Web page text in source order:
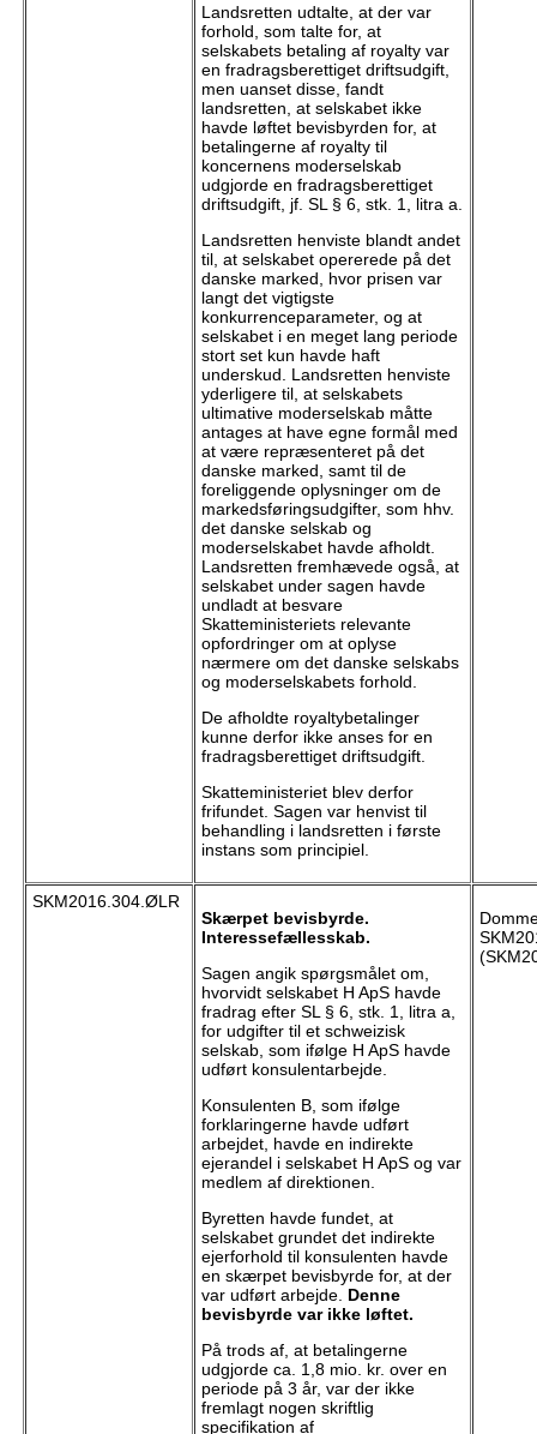
Landsretten udtalte, at der var
forhold, som talte for, at
selskabets betaling af royalty var
en fradragsberettiget driftsudgift,
men uanset disse, fandt
landsretten, at selskabet ikke
havde løftet bevisbyrden for, at
betalingerne af royalty til
koncernens moderselskab
udgjorde en fradragsberettiget
driftsudgift, jf. SL § 6, stk. 1, litra a.
Landsretten henviste blandt andet
til, at selskabet opererede på det
danske marked, hvor prisen var
langt det vigtigste
konkurrenceparameter, og at
selskabet i en meget lang periode
stort set kun havde haft
underskud. Landsretten henviste
yderligere til, at selskabets
ultimative moderselskab måtte
antages at have egne formål med
at være repræsenteret på det
danske marked, samt til de
foreliggende oplysninger om de
markedsføringsudgifter, som hhv.
det danske selskab og
moderselskabet havde afholdt.
Landsretten fremhævede også, at
selskabet under sagen havde
undladt at besvare
Skatteministeriets relevante
opfordringer om at oplyse
nærmere om det danske selskabs
og moderselskabets forhold.
De afholdte royaltybetalinger
kunne derfor ikke anses for en
fradragsberettiget driftsudgift.
Skatteministeriet blev derfor
frifundet. Sagen var henvist til
behandling i landsretten i første
instans som principiel.
SKM2016.304.ØLR
Skærpet bevisbyrde.
Interessefællesskab.
Sagen angik spørgsmålet om,
hvorvidt selskabet H ApS havde
fradrag efter SL § 6, stk. 1, litra a,
for udgifter til et schweizisk
selskab, som ifølge H ApS havde
udført konsulentarbejde.
Konsulenten B, som ifølge
forklaringerne havde udført
arbejdet, havde en indirekte
ejerandel i selskabet H ApS og var
medlem af direktionen.
Byretten havde fundet, at
selskabet grundet det indirekte
ejerforhold til konsulenten havde
en skærpet bevisbyrde for, at der
var udført arbejde. Denne
bevisbyrde var ikke løftet.
På trods af, at betalingerne
udgjorde ca. 1,8 mio. kr. over en
periode på 3 år, var der ikke
fremlagt nogen skriftlig
specifikation af